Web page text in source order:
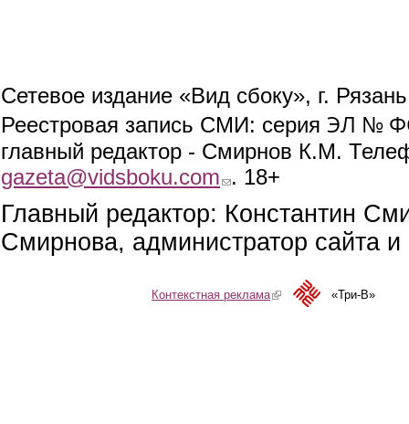
Сетевое издание «Вид сбоку», г.
Реестровая запись СМИ: серия ЭЛ №
главный редактор - Смирнов К.М.
gazeta@vidsboku.com (link sends e-mail)
. 18+
Главный редактор: Константин
Смирнова, администратор сайта
Контекстная реклама(link is external)«Три-В»